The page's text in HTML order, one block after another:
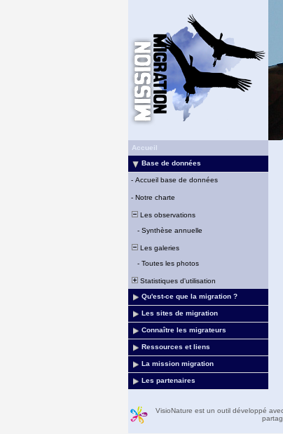
Accueil
Base de données
- Accueil base de données
- Notre charte
Les observations
- Synthèse annuelle
Les galeries
- Toutes les photos
Statistiques d'utilisation
Qu'est-ce que la migration ?
Les sites de migration
Connaître les migrateurs
Ressources et liens
La mission migration
Les partenaires
VisioNature est un outil développé